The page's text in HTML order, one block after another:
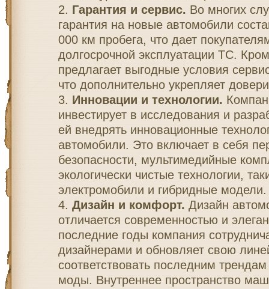
Гарантия и сервис. Во многих
гарантия на новые автомобили
000 км пробега, что дает
долгосрочной эксплуатации ТС.
предлагает выгодные условия
что дополнительно укрепляет
Инновации и технологии.
инвестирует в исследования и
ей внедрять инновационные
автомобили. Это включает в себя
безопасности, мультимедийные
экологически чистые технологии,
электромобили и гибридные модели.
Дизайн и комфорт. Дизайн
отличается современностью и
последние годы компания
дизайнерами и обновляет свою
соответствовать последним
моды. Внутреннее пространство